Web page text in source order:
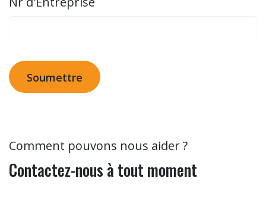
Soumettre
Comment pouvons nous aider ?
Contactez-nous à tout moment